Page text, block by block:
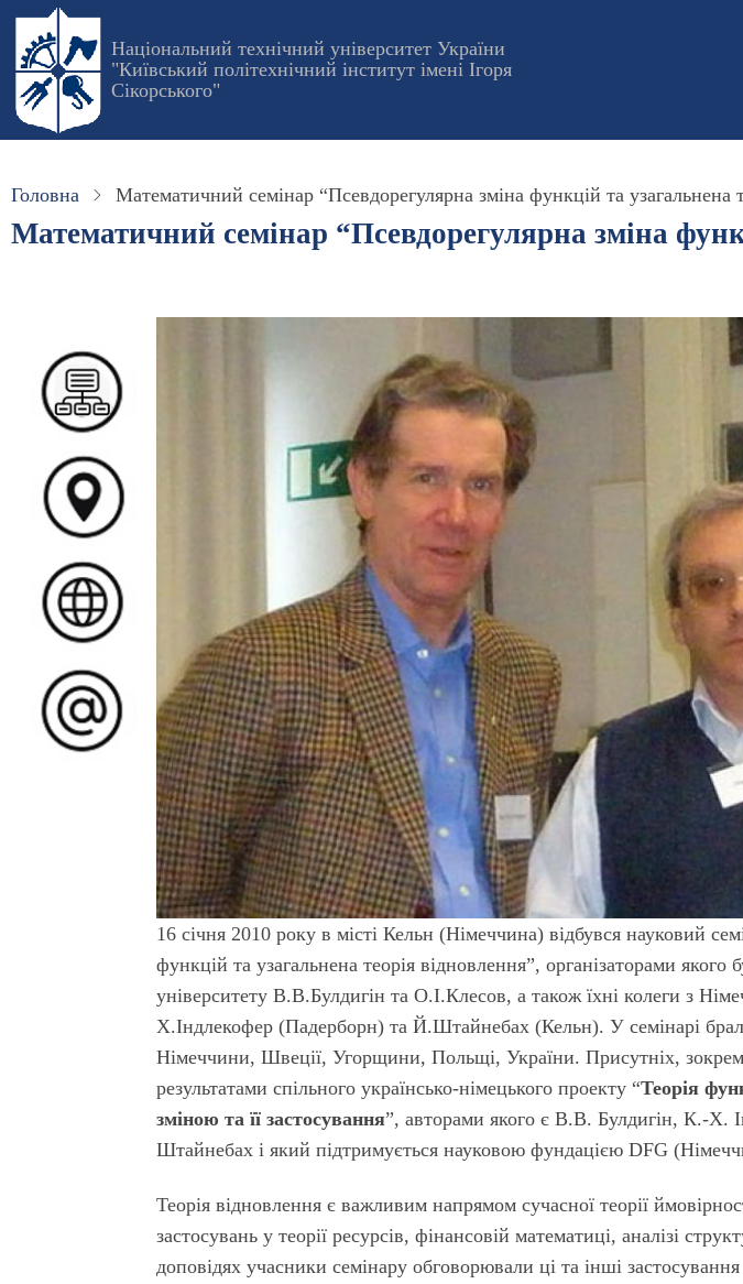
Перейти
основного
вмісту
Національний технічний університет України
"Київський політехнічний інститут імені Ігоря
Сікорського"
Головна Математичний семінар “Псевдорегулярна зміна функцій та узагальнена
Математичний семінар “Псевдорегулярна зміна
16 січня 2010 року в місті Кельн (Німеччина) відбувся науковий
функцій та узагальнена теорія відновлення”, організаторами
університету В.В.Булдигін та О.І.Клесов, а також їхні колеги з
Х.Індлекофер (Падерборн) та Й.Штайнебах (Кельн). У семінарі
Німеччини, Швеції, Угорщини, Польщі, України. Присутніх,
результатами спільного українсько-німецького проекту “Теорія
зміною та її застосування”, авторами якого є В.В. Булдигін, К.-Х.
Штайнебах і який підтримується науковою фундацією DFG
Теорія відновлення є важливим напрямом сучасної теорії
застосувань у теорії ресурсів, фінансовій математиці, аналізі
доповідях учасники семінару обговорювали ці та інші